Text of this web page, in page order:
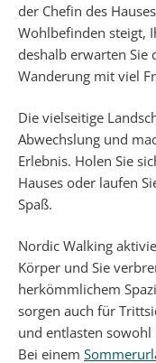
der Chefin des
Wohlbefinden steigt,
deshalb erwarten Sie
Wanderung mit viel
Die vielseitige
Abwechslung und
Erlebnis. Holen Sie
Hauses oder laufen
Spaß.
Nordic Walking
Körper und Sie
herkömmlichem
sorgen auch für
und entlasten sowohl
Bei einem